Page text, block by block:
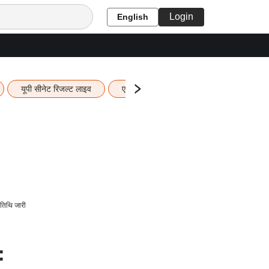
English Login
यूपी सीनेट रिजल्ट लाइव एचबीएसई 12वीं का रिजल्ट लाइव
जारी